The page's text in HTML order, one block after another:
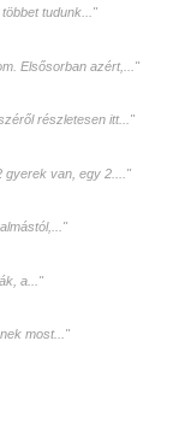
tudunk..."
Elsősorban azért,..."
részletesen itt..."
gyerek van, egy 2...."
a..."
most..."